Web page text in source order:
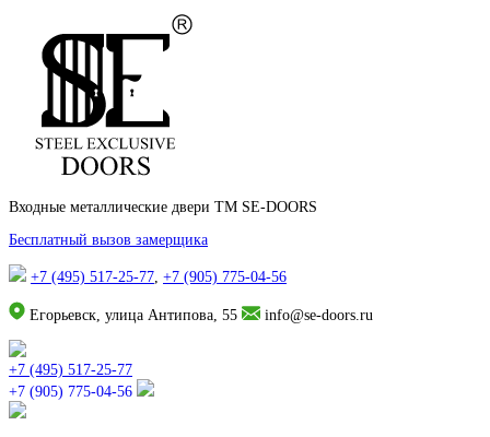
Входные металлические двери TM SE-DOORS
Бесплатный вызов замерщика
+7 (495) 517-25-77, +7 (905) 775-04-56
Егорьевск, улица Антипова, 55 info@se-doors.ru
+7 (495) 517-25-77
+7 (905) 775-04-56